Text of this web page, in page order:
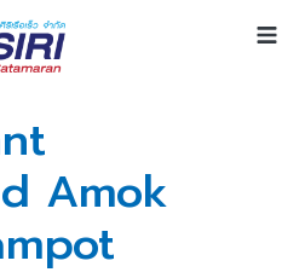
Amok